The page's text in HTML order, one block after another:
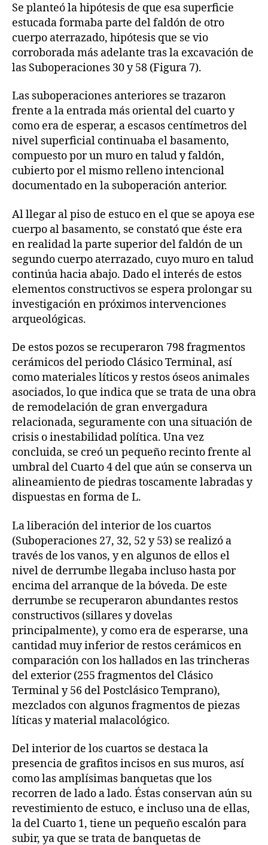
Se planteó la hipótesis de que esa superficie
estucada formaba parte del faldón de otro
cuerpo aterrazado, hipótesis que se vio
corroborada más adelante tras la excavación de
las Suboperaciones 30 y 58 (Figura 7).
Las suboperaciones anteriores se trazaron
frente a la entrada más oriental del cuarto y
como era de esperar, a escasos centímetros del
nivel superficial continuaba el basamento,
compuesto por un muro en talud y faldón,
cubierto por el mismo relleno intencional
documentado en la suboperación anterior.
Al llegar al piso de estuco en el que se apoya ese
cuerpo al basamento, se constató que éste era
en realidad la parte superior del faldón de un
segundo cuerpo aterrazado, cuyo muro en talud
continúa hacia abajo. Dado el interés de estos
elementos constructivos se espera prolongar su
investigación en próximos intervenciones
arqueológicas.
De estos pozos se recuperaron 798 fragmentos
cerámicos del periodo Clásico Terminal, así
como materiales líticos y restos óseos animales
asociados, lo que indica que se trata de una obra
de remodelación de gran envergadura
relacionada, seguramente con una situación de
crisis o inestabilidad política. Una vez
concluida, se creó un pequeño recinto frente al
umbral del Cuarto 4 del que aún se conserva un
alineamiento de piedras toscamente labradas y
dispuestas en forma de L.
La liberación del interior de los cuartos
(Suboperaciones 27, 32, 52 y 53) se realizó a
través de los vanos, y en algunos de ellos el
nivel de derrumbe llegaba incluso hasta por
encima del arranque de la bóveda. De este
derrumbe se recuperaron abundantes restos
constructivos (sillares y dovelas
principalmente), y como era de esperarse, una
cantidad muy inferior de restos cerámicos en
comparación con los hallados en las trincheras
del exterior (255 fragmentos del Clásico
Terminal y 56 del Postclásico Temprano),
mezclados con algunos fragmentos de piezas
líticas y material malacológico.
Del interior de los cuartos se destaca la
presencia de grafitos incisos en sus muros, así
como las amplísimas banquetas que los
recorren de lado a lado. Éstas conservan aún su
revestimiento de estuco, e incluso una de ellas,
la del Cuarto 1, tiene un pequeño escalón para
subir, ya que se trata de banquetas de